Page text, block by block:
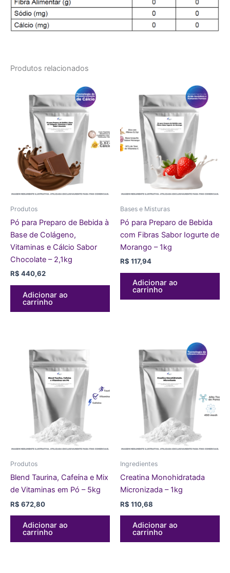
Produtos relacionados
Produtos
Pó para Preparo de Bebida à
Base de Colágeno,
Vitaminas e Cálcio Sabor
Chocolate – 2,1kg
R$ 440,62
Adicionar ao
carrinho
Bases e Misturas
Pó para Preparo de Bebida
com Fibras Sabor Iogurte de
Morango – 1kg
R$ 117,94
Adicionar ao
carrinho
Produtos
Blend Taurina, Cafeína e Mix
de Vitaminas em Pó – 5kg
R$ 672,80
Adicionar ao
carrinho
Ingredientes
Creatina Monohidratada
Micronizada – 1kg
R$ 110,68
Adicionar ao
carrinho